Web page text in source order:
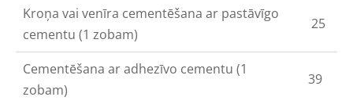
Kroņa vai venīra cementēšana ar pastāvīgo
cementu (1 zobam)
25
Cementēšana ar adhezīvo cementu (1
zobam)
39